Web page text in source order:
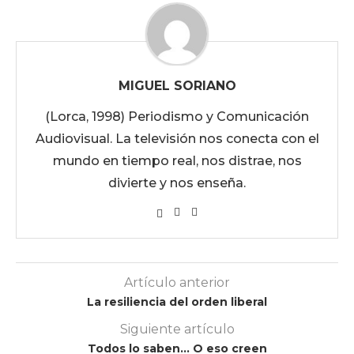
MIGUEL SORIANO
(Lorca, 1998) Periodismo y Comunicación
Audiovisual. La televisión nos conecta con el
mundo en tiempo real, nos distrae, nos
divierte y nos enseña.
Artículo anterior
La resiliencia del orden liberal
Siguiente artículo
Todos lo saben… O eso creen